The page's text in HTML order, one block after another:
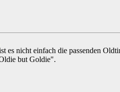
es nicht einfach die passenden
but Goldie".